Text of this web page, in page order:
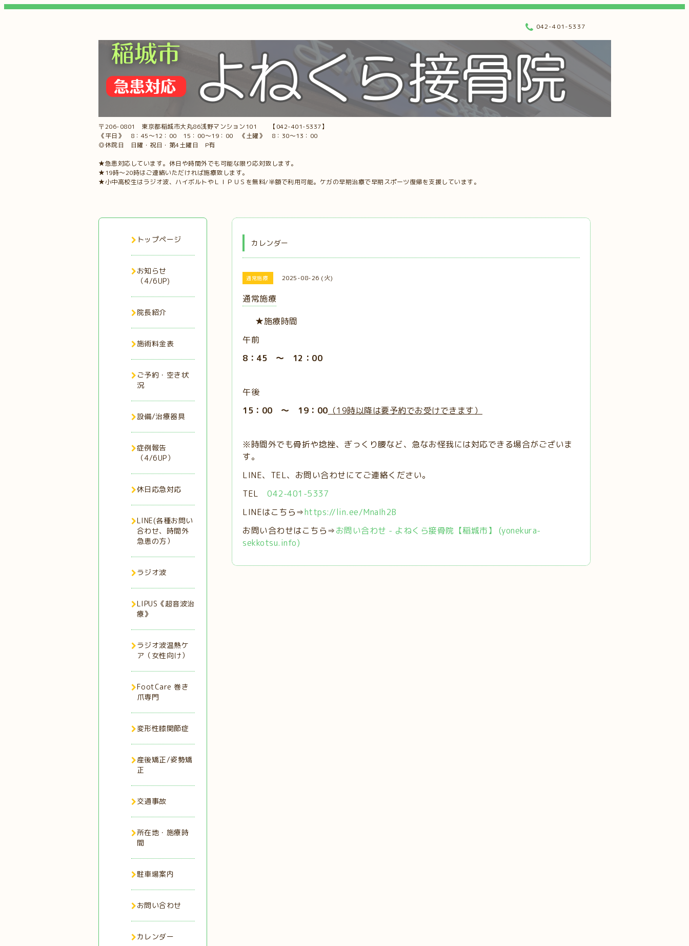
〒206-0801 東京都稲城市大丸86浅野マンション101 【042-401-5337】
《平日》 8：45～12：00 15：00～19：00 《土曜》 8：30～13：00
◎休院日 日曜・祝日・第4土曜日 P有
★急患対応しています。休日や時間外でも可能な限り応対致します。
★19時～20時はご連絡いただければ施療致します。
★小中高校生はラジオ波、ハイボルトやＬＩＰＵＳを無料/半額で利用可能。ケガの早期治療で早期スポーツ復帰を支援しています。
042-401-5337
カレンダー
通常施療 2025-08-26 (火)
通常施療
★施療時間
午前
8：45 ～ 12：00
午後
15：00 ～ 19：00 （19時以降は要予約でお受けできます）
※時間外でも骨折や捻挫、ぎっくり腰など、急なお怪我には対応できる場合がございま
す。
LINE、TEL、お問い合わせにてご連絡ください。
TEL 042-401-5337
LINEはこちら⇒https://lin.ee/MnaIh2B
お問い合わせはこちら⇒お問い合わせ - よねくら接骨院【稲城市】 (yonekura-
sekkotsu.info)
トップページ
お知らせ
（4/6UP)
院長紹介
施術料金表
ご予約・空き状
況
設備/治療器具
症例報告
（4/6UP）
休日応急対応
LINE(各種お問い
合わせ、時間外
急患の方）
ラジオ波
LIPUS《超音波治
療》
ラジオ波温熱ケ
ア（女性向け）
FootCare 巻き
爪専門
変形性膝関節症
産後矯正/姿勢矯
正
交通事故
所在地・施療時
間
駐車場案内
お問い合わせ
カレンダー